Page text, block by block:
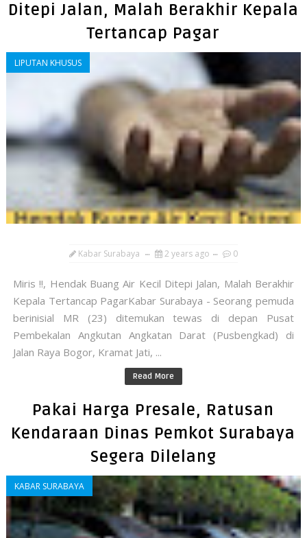
Ditepi Jalan, Malah Berakhir Kepala
Tertancap Pagar
LIPUTAN KHUSUS
Kabar Surabaya 2 years ago 0
Miris !!, Hendak Buang Air Kecil Ditepi Jalan, Malah Berakhir
Kepala Tertancap PagarKabar Surabaya - Seorang pemuda
berinisial MR (23) ditemukan tewas di depan Pusat
Pembekalan Angkutan Angkatan Darat (Pusbengkad) di
Jalan Raya Bogor, Kramat Jati, ...
Read More
Pakai Harga Presale, Ratusan
Kendaraan Dinas Pemkot Surabaya
Segera Dilelang
KABAR SURABAYA